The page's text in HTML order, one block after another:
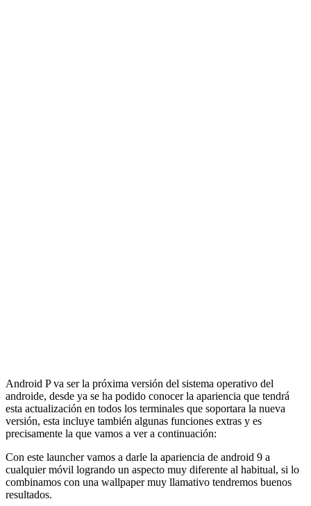
Android P va ser la próxima versión del sistema operativo del
androide, desde ya se ha podido conocer la apariencia que tendrá
esta actualización en todos los terminales que soportara la nueva
versión, esta incluye también algunas funciones extras y es
precisamente la que vamos a ver a continuación:
Con este launcher vamos a darle la apariencia de android 9 a
cualquier móvil logrando un aspecto muy diferente al habitual, si lo
combinamos con una wallpaper muy llamativo tendremos buenos
resultados.